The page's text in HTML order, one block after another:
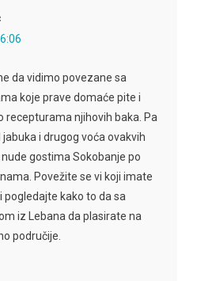
da vidimo povezane sa
koje prave domaće pite i
recepturama njihovih baka. Pa
jabuka i drugog voća ovakvih
gostima Sokobanje po
Povežite se vi koji imate
pogledajte kako to da sa
iz Lebana da plasirate na
područije.